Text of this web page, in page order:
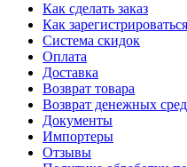
Как сделать заказ
Как зарегистрироваться
Система скидок
Оплата
Доставка
Возврат товара
Возврат денежных
Документы
Импортеры
Отзывы